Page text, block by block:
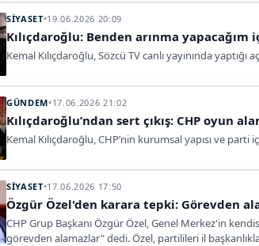
SİYASET•19.06.2026 20:09
Kılıçdaroğlu: Benden arınma
Kemal Kılıçdaroğlu, Sözcü TV canlı yayınında
GÜNDEM•17.06.2026 21:02
Kılıçdaroğlu’ndan sert çıkış: CHP oyun
Kemal Kılıçdaroğlu, CHP’nin kurumsal yapısı ve
SİYASET•17.06.2026 17:50
Özgür Özel'den karara tepki: Görevden
CHP Grup Başkanı Özgür Özel, Genel Merkez'in
görevden alamazlar" dedi. Özel, partilileri il